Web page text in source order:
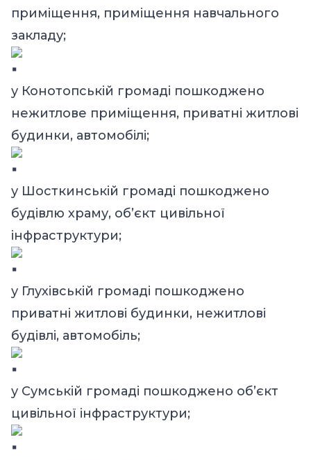
приміщення, приміщення навчального
закладу;
у Конотопській громаді пошкоджено
нежитлове приміщення, приватні житлові
будинки, автомобілі;
у Шосткинській громаді пошкоджено
будівлю храму, об’єкт цивільної
інфраструктури;
у Глухівській громаді пошкоджено
приватні житлові будинки, нежитлові
будівлі, автомобіль;
у Сумській громаді пошкоджено об’єкт
цивільної інфраструктури;